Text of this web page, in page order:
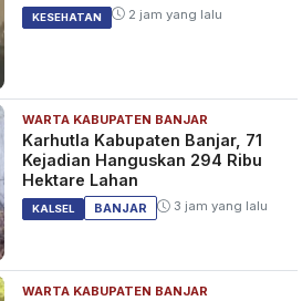
KESEHATAN 2 jam yang lalu
WARTA KABUPATEN BANJAR
Karhutla Kabupaten Banjar, 71
Kejadian Hanguskan 294 Ribu
Hektare Lahan
KALSEL BANJAR 3 jam yang lalu
WARTA KABUPATEN BANJAR